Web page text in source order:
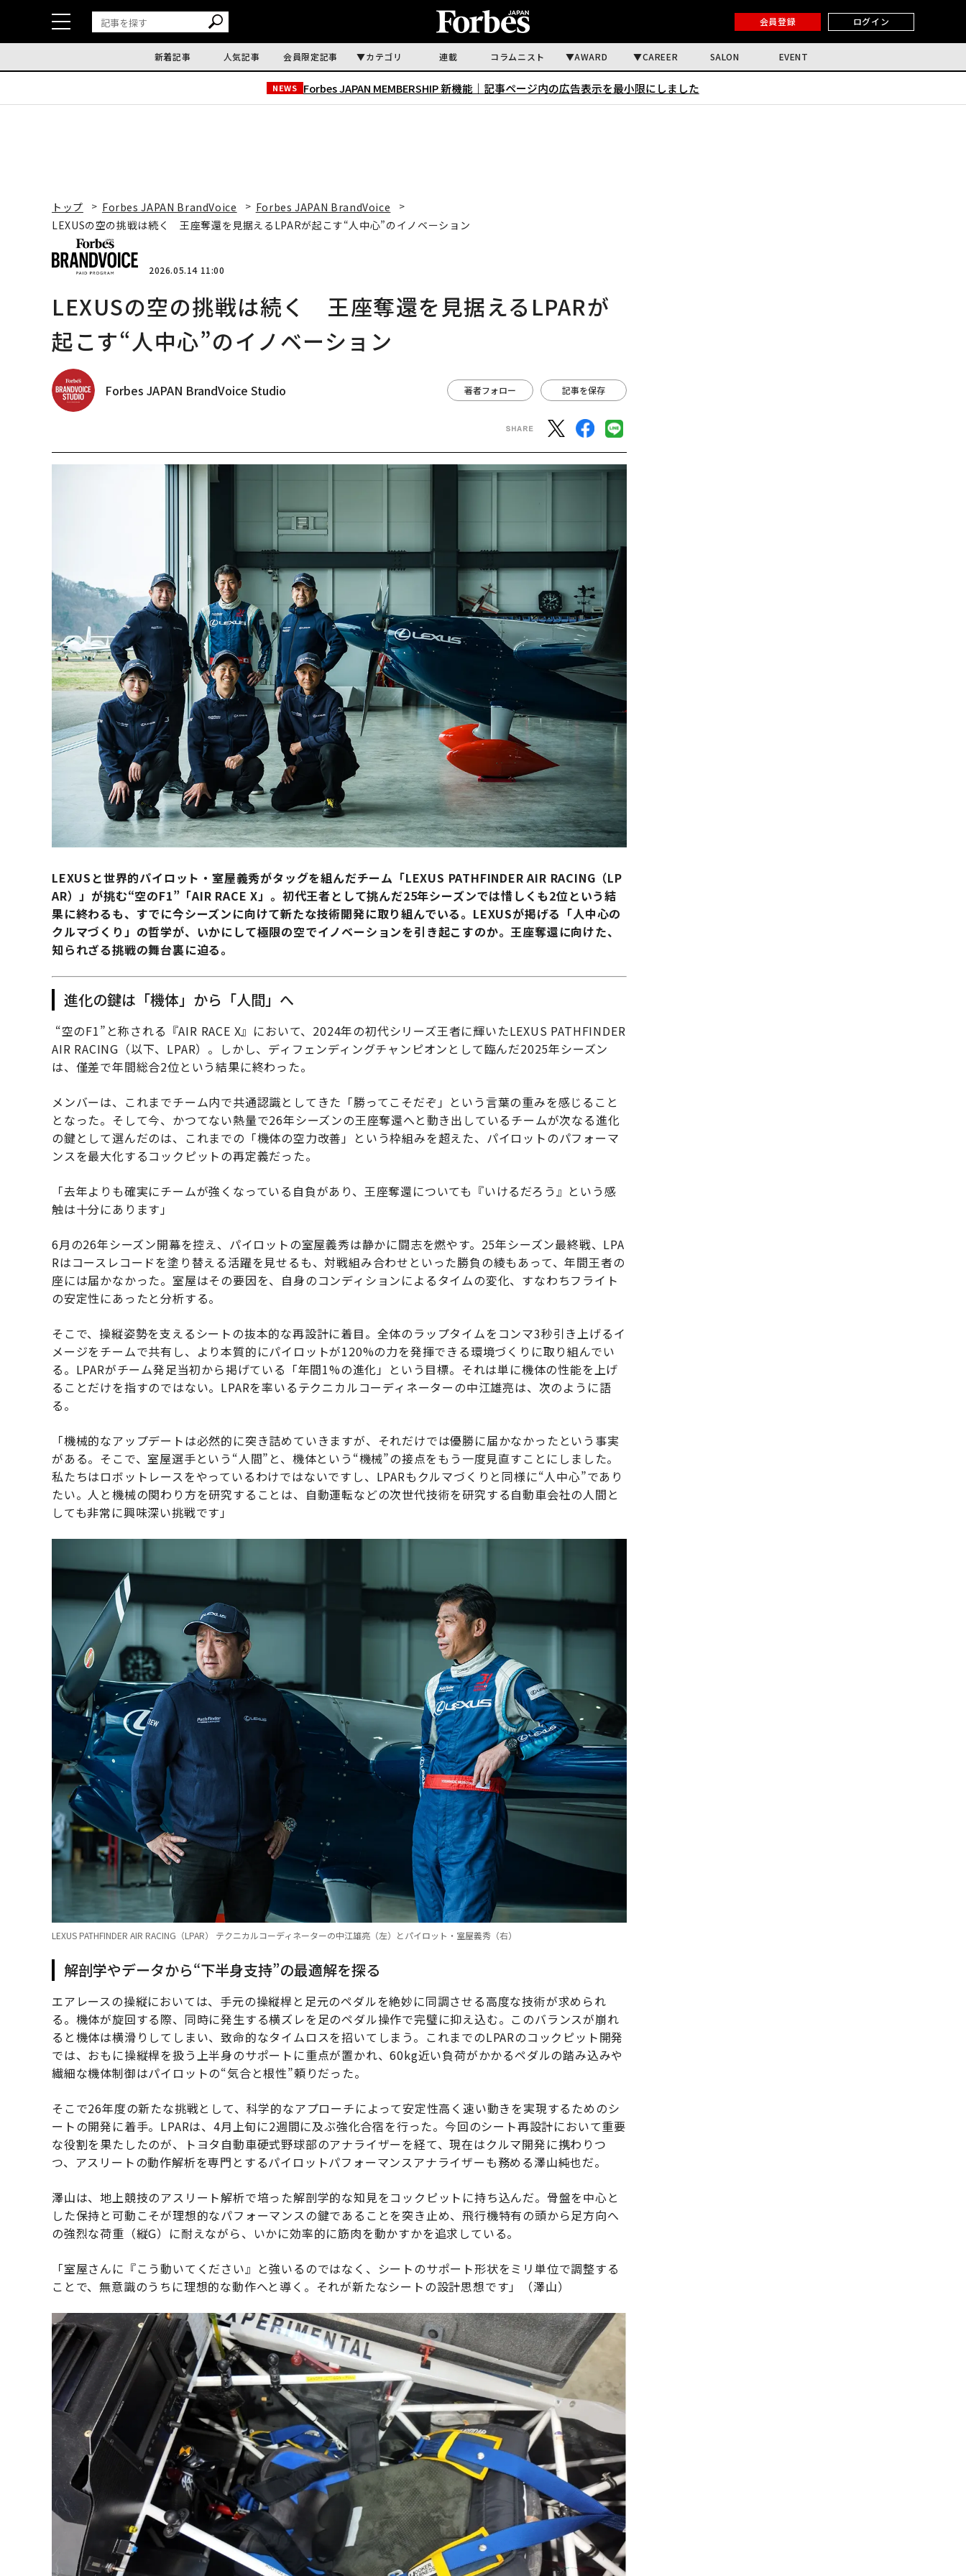
会員登録 ログイン
新着記事 人気記事 会員限定記事 カテゴリ 連載 コラムニスト AWARD CAREER SALON EVENT
NEWS Forbes JAPAN MEMBERSHIP 新機能｜ 記事ページ内の広告表示を最小限にしました
トップ Forbes JAPAN BrandVoice
Forbes JAPAN BrandVoice
LEXUSの空の挑戦は続く 王座奪還を見据えるLPARが起こす“人中心”のイノベーション
2026.05.14 11:00
LEXUSの空の挑戦は続く 王座奪還を見据えるLPARが
起こす“人中心”のイノベーション
Forbes JAPAN BrandVoice Studio 著者フォロー 記事を保存
LEXUSと世界的パイロット・室屋義秀がタッグを組んだチーム「LEXUS PATHFINDER AIR RACING（LP
AR）」が挑む“空のF1”「AIR RACE X」。初代王者として挑んだ25年シーズンでは惜しくも2位という結
果に終わるも、すでに今シーズンに向けて新たな技術開発に取り組んでいる。LEXUSが掲げる「人中心の
クルマづくり」の哲学が、いかにして極限の空でイノベーションを引き起こすのか。王座奪還に向けた、
知られざる挑戦の舞台裏に迫る。
進化の鍵は「機体」から「人間」へ
“空のF1”と称される『AIR RACE X』において、2024年の初代シリーズ王者に輝いたLEXUS PATHFINDER
AIR RACING（以下、LPAR）。しかし、ディフェンディングチャンピオンとして臨んだ2025年シーズン
は、僅差で年間総合2位という結果に終わった。
メンバーは、これまでチーム内で共通認識としてきた「勝ってこそだぞ」という言葉の重みを感じること
となった。そして今、かつてない熱量で26年シーズンの王座奪還へと動き出しているチームが次なる進化
の鍵として選んだのは、これまでの「機体の空力改善」という枠組みを超えた、パイロットのパフォーマ
ンスを最大化するコックピットの再定義だった。
「去年よりも確実にチームが強くなっている自負があり、王座奪還についても『いけるだろう』という感
触は十分にあります」
6月の26年シーズン開幕を控え、パイロットの室屋義秀は静かに闘志を燃やす。25年シーズン最終戦、LPA
Rはコースレコードを塗り替える活躍を見せるも、対戦組み合わせといった勝負の綾もあって、年間王者の
座には届かなかった。室屋はその要因を、自身のコンディションによるタイムの変化、すなわちフライト
の安定性にあったと分析する。
そこで、操縦姿勢を支えるシートの抜本的な再設計に着目。全体のラップタイムをコンマ3秒引き上げるイ
メージをチームで共有し、より本質的にパイロットが120%の力を発揮できる環境づくりに取り組んでい
る。LPARがチーム発足当初から掲げている「年間1%の進化」という目標。それは単に機体の性能を上げ
ることだけを指すのではない。LPARを率いるテクニカルコーディネーターの中江雄亮は、次のように語
る。
「機械的なアップデートは必然的に突き詰めていきますが、それだけでは優勝に届かなかったという事実
がある。そこで、室屋選手という“人間”と、機体という“機械”の接点をもう一度見直すことにしました。
私たちはロボットレースをやっているわけではないですし、LPARもクルマづくりと同様に“人中心”であり
たい。人と機械の関わり方を研究することは、自動運転などの次世代技術を研究する自動車会社の人間と
しても非常に興味深い挑戦です」
LEXUS PATHFINDER AIR RACING（LPAR） テクニカルコーディネーターの中江雄亮（左）とパイロット・室屋義秀（右）
解剖学やデータから“下半身支持”の最適解を探る
エアレースの操縦においては、手元の操縦桿と足元のペダルを絶妙に同調させる高度な技術が求められ
る。機体が旋回する際、同時に発生する横ズレを足のペダル操作で完璧に抑え込む。このバランスが崩れ
ると機体は横滑りしてしまい、致命的なタイムロスを招いてしまう。これまでのLPARのコックピット開発
では、おもに操縦桿を扱う上半身のサポートに重点が置かれ、60kg近い負荷がかかるペダルの踏み込みや
繊細な機体制御はパイロットの“気合と根性”頼りだった。
そこで26年度の新たな挑戦として、科学的なアプローチによって安定性高く速い動きを実現するためのシ
ートの開発に着手。LPARは、4月上旬に2週間に及ぶ強化合宿を行った。今回のシート再設計において重要
な役割を果たしたのが、トヨタ自動車硬式野球部のアナライザーを経て、現在はクルマ開発に携わりつ
つ、アスリートの動作解析を専門とするパイロットパフォーマンスアナライザーも務める澤山純也だ。
澤山は、地上競技のアスリート解析で培った解剖学的な知見をコックピットに持ち込んだ。骨盤を中心と
した保持と可動こそが理想的なパフォーマンスの鍵であることを突き止め、飛行機特有の頭から足方向へ
の強烈な荷重（縦G）に耐えながら、いかに効率的に筋肉を動かすかを追求している。
「室屋さんに『こう動いてください』と強いるのではなく、シートのサポート形状をミリ単位で調整する
ことで、無意識のうちに理想的な動作へと導く。それが新たなシートの設計思想です」（澤山）